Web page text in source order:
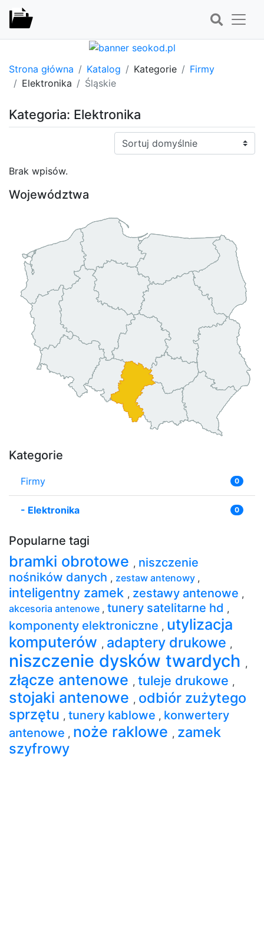
Strona główna Katalog Kategorie
Firmy
Elektronika
Śląskie
Kategoria: Elektronika
Sortuj:
Brak wpisów.
Województwa
Kategorie
Firmy 0
- Elektronika 0
Popularne tagi
bramki obrotowe , niszczenie
nośników danych , zestaw antenowy ,
inteligentny zamek , zestawy antenowe ,
akcesoria antenowe , tunery satelitarne hd ,
komponenty elektroniczne , utylizacja
komputerów , adaptery drukowe ,
niszczenie dysków twardych ,
złącze antenowe , tuleje drukowe ,
stojaki antenowe , odbiór zużytego
sprzętu , tunery kablowe , konwertery
antenowe , noże raklowe , zamek
szyfrowy